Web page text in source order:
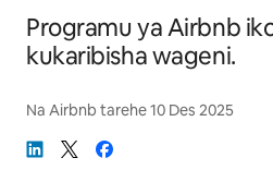
Programu ya Airbnb
kukaribisha wageni.
Na Airbnb tarehe10 Des 2025